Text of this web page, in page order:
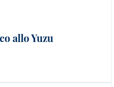
allo Yuzu